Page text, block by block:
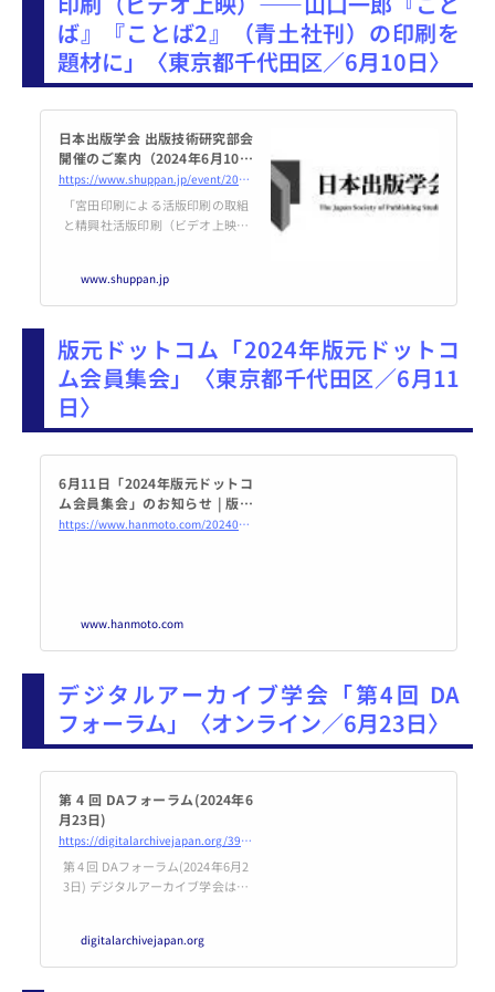
ば』『ことば2』（青土社刊）の印刷を
題材に」〈東京都千代田区／6月10日〉
日本出版学会 出版技術研究部会
開催のご案内（2024年6月10日
開催） | 日本出版学会
https://www.shuppan.jp/event/2024/05/02/2989/
「宮田印刷による活版印刷の取組
と精興社活版印刷（ビデオ上映）
に」 日 時：2024年6月10日
（月） 18:30～20:30（18:00開
パス
www.shuppan.jp
版元ドットコム「2024年版元ドットコ
ム会員集会」〈東京都千代田区／6月11
日〉
6月11日「2024年版元ドットコ
ム会員集会」のお知らせ | 版元
ドットコム
https://www.hanmoto.com/20240611-syuukai
www.hanmoto.com
デジタルアーカイブ学会「第4回 DA
フォーラム」〈オンライン／6月23日〉
第 4 回 DAフォーラム(2024年6
月23日)
https://digitalarchivejapan.org/39386/
第 4 回 DAフォーラム(2024年6月2
3日) デジタルアーカイブ学会は昨
こうしたオンラインでの発表は、
地方の会員の発表・参加の門戸を
digitalarchivejapan.org